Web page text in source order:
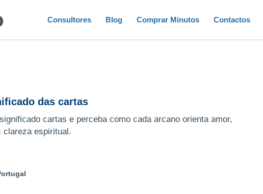
Consultores Blog Comprar Minutos Contactos
das cartas
cartas e perceba como cada arcano orienta amor,
clareza espiritual.